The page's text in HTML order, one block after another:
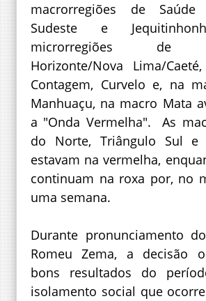
macrorregiões de
Sudeste e
microrregiões de
Horizonte/Nova Lima/
Contagem, Curvelo e, na
Manhuaçu, na macro Mata
a "Onda Vermelha". As
do Norte, Triângulo Sul e
estavam na vermelha,
continuam na roxa por, no
uma semana.
Durante pronunciamento
Romeu Zema, a decisão
bons resultados do
isolamento social que